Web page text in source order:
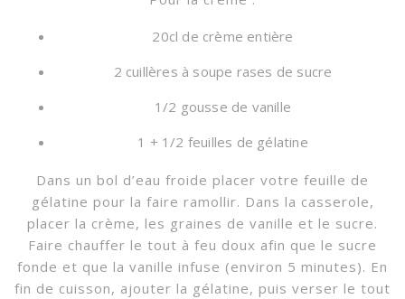
20cl de crème entière
2 cuillères à soupe rases de sucre
1/2 gousse de vanille
1 + 1/2 feuilles de gélatine
Dans un bol d’eau froide placer votre feuille de
gélatine pour la faire ramollir. Dans la casserole,
placer la crème, les graines de vanille et le sucre.
Faire chauffer le tout à feu doux afin que le sucre
fonde et que la vanille infuse (environ 5 minutes). En
fin de cuisson, ajouter la gélatine, puis verser le tout